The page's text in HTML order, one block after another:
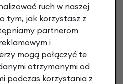
zł / do 10 rat 0%
zł / do 20 rat 0%
miesięcy
szczegóły
ruch w naszej
tym, jak korzystasz z
partnerom
i
mogą połączyć te
otrzymanymi od
podczas korzystania z